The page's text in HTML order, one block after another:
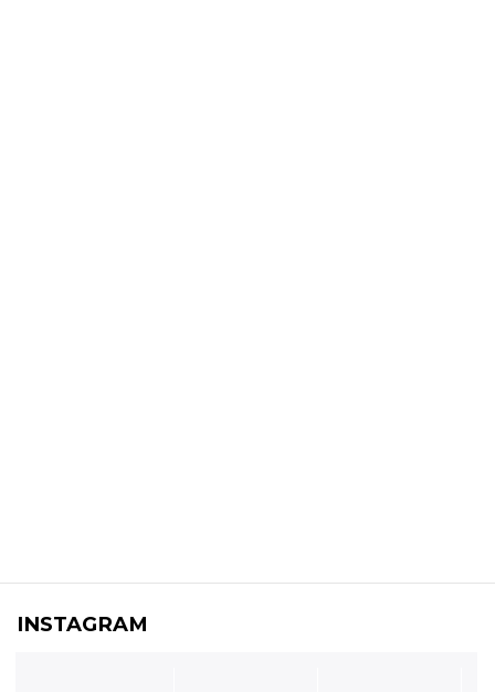
INSTAGRAM